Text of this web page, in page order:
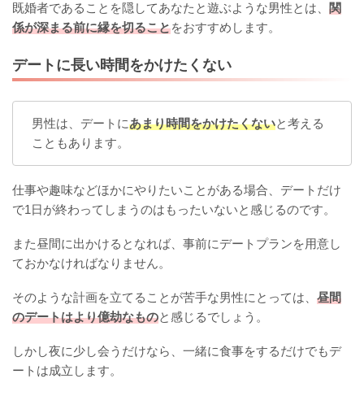
既婚者であることを隠してあなたと遊ぶような男性とは、 関
係が深まる前に縁を切ることをおすすめします。
デートに長い時間をかけたくない
男性は、デートにあまり時間をかけたくないと考える
こともあります。
仕事や趣味などほかにやりたいことがある場合、デートだけ
で1日が終わってしまうのはもったいないと感じるのです。
また昼間に出かけるとなれば、事前にデートプランを用意し
ておかなければなりません。
そのような計画を立てることが苦手な男性にとっては、 昼間
のデートはより億劫なものと感じるでしょう。
しかし夜に少し会うだけなら、一緒に食事をするだけでもデ
ートは成立します。